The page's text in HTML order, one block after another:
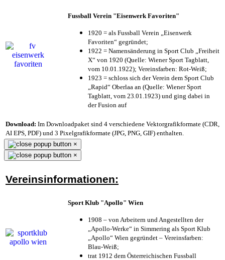
Fussball Verein "Eisenwerk Favoriten"
1920 = als Fussball Verein „Eisenwerk
Favoriten“ gegründet;
1922 = Namensänderung in Sport Club „Freiheit
X“ von 1920 (Quelle: Wiener Sport Tagblatt,
vom 10.01.1922); Vereinsfarben: Rot-Weiß;
1923 = schloss sich der Verein dem Sport Club
„Rapid“ Oberlaa an (Quelle: Wiener Sport
Tagblatt, vom 23.01.1923) und ging dabei in
der Fusion auf
Download: Im Downloadpaket sind 4 verschiedene Vektorgrafikformate (CDR,
AI EPS, PDF) und 3 Pixelgrafikformate (JPG, PNG, GIF) enthalten.
×
×
Vereinsinformationen:
Sport Klub "Apollo" Wien
1908 – von Arbeitern und Angestellten der
„Apollo-Werke“ in Simmering als Sport Klub
„Apollo“ Wien gegründet – Vereinsfarben:
Blau-Weiß;
trat 1912 dem Österreichischen Fussball